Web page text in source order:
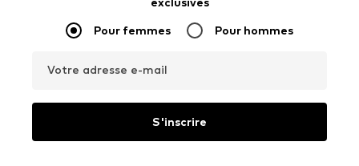
Pour femmes Pour hommes
Votre adresse e-mail
S'inscrire